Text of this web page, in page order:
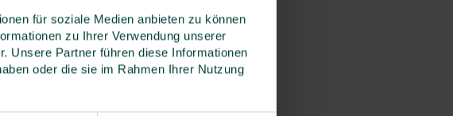
für soziale Medien anbieten zu können
zu Ihrer Verwendung unserer
Unsere Partner führen diese Informationen
oder die sie im Rahmen Ihrer Nutzung
im
und